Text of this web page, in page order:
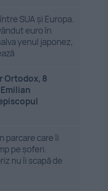
SUA și Europa.
euro în
yenul japonez,
Ortodox, 8
parcare care îi
pe șoferi.
nu îi scapă de